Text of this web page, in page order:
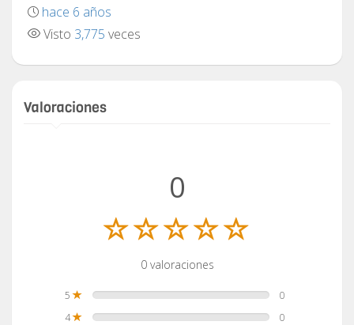
hace 6 años
Visto 3,775 veces
Valoraciones
0
0 valoraciones
5
0
4
0